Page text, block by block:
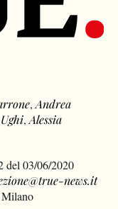
,Andrea
,Alessia
del 03/06/2020
news.it
Milano